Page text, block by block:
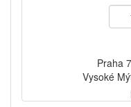
Praha
Vysoké